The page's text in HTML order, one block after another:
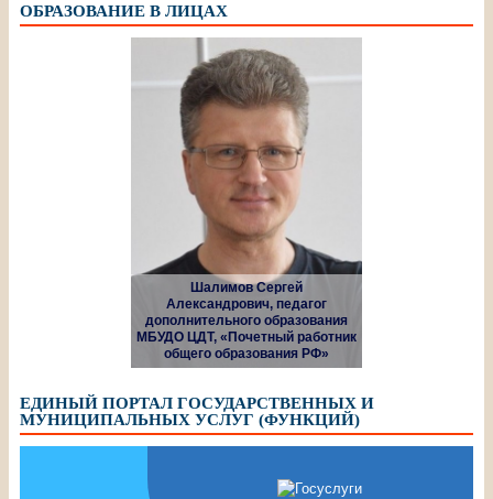
ОБРАЗОВАНИЕ В ЛИЦАХ
Шалимов Сергей
Александрович, педагог
дополнительного образования
МБУДО ЦДТ, «Почетный работник
общего образования РФ»
ЕДИНЫЙ ПОРТАЛ ГОСУДАРСТВЕННЫХ И
МУНИЦИПАЛЬНЫХ УСЛУГ (ФУНКЦИЙ)